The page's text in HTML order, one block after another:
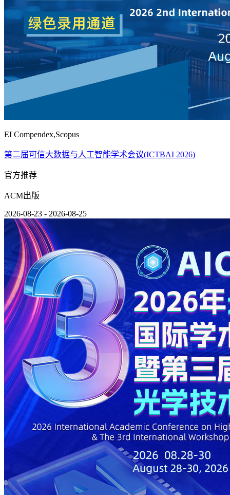
EI Compendex,Scopus
第二届可信大数据与人工智能学术会议(ICTBAI 2026)
官方推荐
ACM出版
2026-08-23 - 2026-08-25